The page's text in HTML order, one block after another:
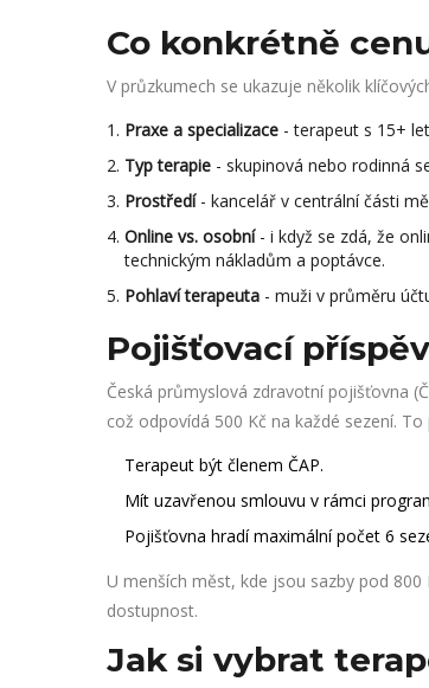
Co konkrétně
V průzkumech se ukazuje několik
Praxe a specializace - terapeut s 15+
Typ terapie - skupinová nebo rodinná
Prostředí- kancelář v centrální části
Online vs. osobní- i když se zdá, že
technickým nákladům a poptávce.
Pohlaví terapeuta - muži v průměru
Pojišťovací
Česká průmyslová zdravotní pojišťovna
což odpovídá 500 Kč na každé sezení.
Terapeut být členem ČAP.
Mít uzavřenou smlouvu v rámci
Pojišťovna hradí maximální počet 6
U menších měst, kde jsou sazby pod
dostupnost.
Jak si vybrat